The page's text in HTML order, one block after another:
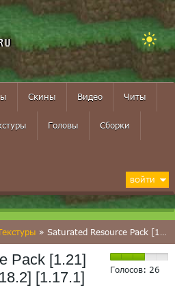
Скины Видео Читы
Головы Сборки
ВОЙТИ
» Saturated Resource Pack [1.21] [1.20.6] [1.19.4] [1.18.2] [1.17.1] [1.16.5] [1.15.2]
Голосов: 26
Pack [1.21]
[1.17.1]